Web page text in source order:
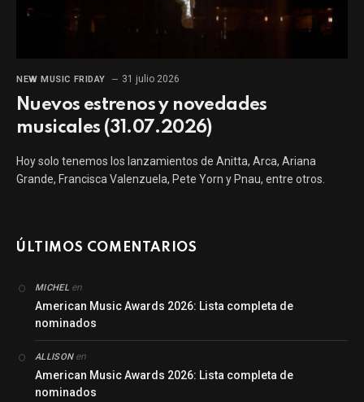
NEW MUSIC FRIDAY 31 julio 2026
Nuevos estrenos y novedades
musicales (31.07.2026)
Hoy solo tenemos los lanzamientos de Anitta, Arca, Ariana
Grande, Francisca Valenzuela, Pete Yorn y Pnau, entre otros.
ÚLTIMOS COMENTARIOS
MICHELen
American Music Awards 2026: Lista completa de
nominados
ALLISONen
American Music Awards 2026: Lista completa de
nominados